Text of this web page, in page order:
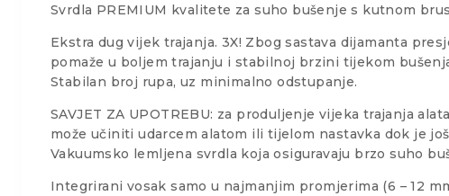
Svrdla PREMIUM kvalitete za suho bušenje s kutnom
Ekstra dug vijek trajanja. 3X! Zbog sastava dijamanta
pomaže u boljem trajanju i stabilnoj brzini tijekom
Stabilan broj rupa, uz minimalno odstupanje.
SAVJET ZA UPOTREBU: za produljenje vijeka trajanja
može učiniti udarcem alatom ili tijelom nastavka dok je
Vakuumsko lemljena svrdla koja osiguravaju brzo suho
Integrirani vosak samo u najmanjim promjerima (6 – 12